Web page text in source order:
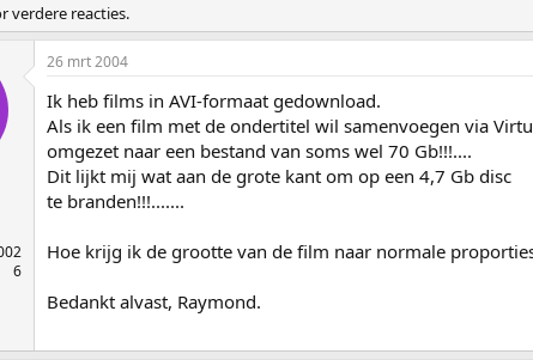
verdere reacties.
6
26 mrt 2004
Ik heb films in AVI-formaat gedownload.
Als ik een film met de ondertitel wil samenvoegen via
omgezet naar een bestand van soms wel 70 Gb!!!....
Dit lijkt mij wat aan de grote kant om op een 4,7 Gb disc
te branden!!!.......
Hoe krijg ik de grootte van de film naar normale
Bedankt alvast, Raymond.